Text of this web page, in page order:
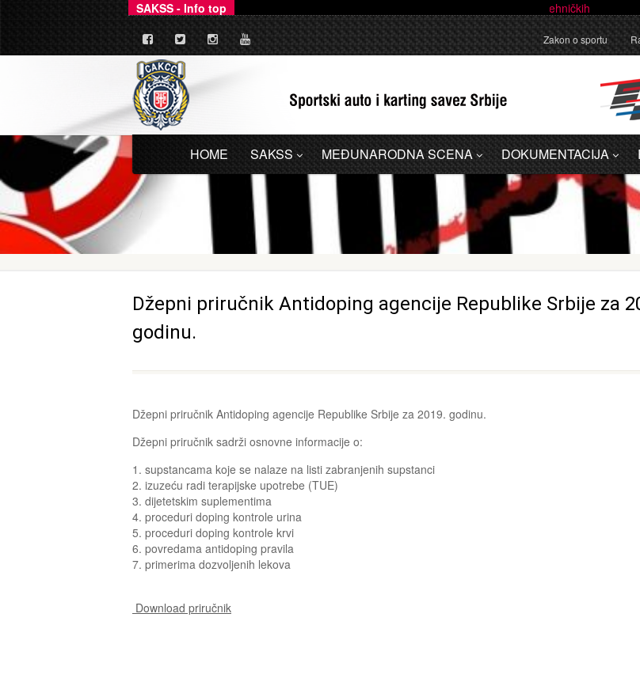
SAKSS - Info top Ovim putem dajemo zvanično pojašnjenje u vezi sa administrativnom
Zakon o sportu
HOME SAKSS MEĐUNARODNA SCENA DOKUMENTACIJA
Džepni priručnik Antidoping agencije Republike Srbije za
godinu.
Džepni priručnik Antidoping agencije Republike Srbije za 2019. godinu.
Džepni priručnik sadrži osnovne informacije o:
1. supstancama koje se nalaze na listi zabranjenih supstanci
2. izuzeću radi terapijske upotrebe (TUE)
3. dijetetskim suplementima
4. proceduri doping kontrole urina
5. proceduri doping kontrole krvi
6. povredama antidoping pravila
7. primerima dozvoljenih lekova
Download priručnik